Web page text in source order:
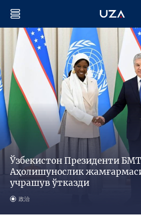
Ўзбекистон Президенти БМТ
Аҳолишунослик
учрашув ўтказди
政治